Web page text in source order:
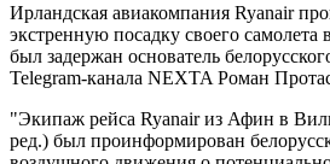
Ирландская авиакомпания Ryanair
экстренную посадку своего
был задержан основатель
Telegram-канала NEXTA Роман
"Экипаж рейса Ryanair из Афин в
ред.) был проинформирован